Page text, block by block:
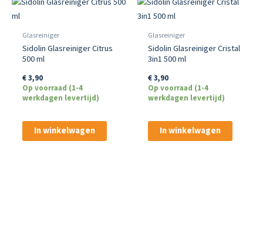
Glasreiniger
Sidolin Glasreiniger Citrus
500 ml
€3,90
Op voorraad (1-4
werkdagen levertijd)
In winkelwagen
Glasreiniger
Sidolin Glasreiniger Cristal
3in1 500 ml
€3,90
Op voorraad (1-4
werkdagen levertijd)
In winkelwagen